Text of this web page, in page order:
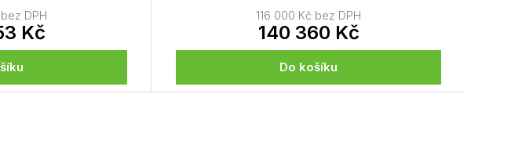
DPH
Kč
116 000 Kč bez DPH
140 360 Kč
Do košíku